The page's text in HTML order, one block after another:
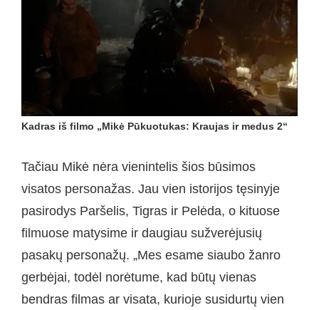
Kadras iš filmo „Mikė Pūkuotukas: Kraujas ir medus 2“
Tačiau Mikė nėra vienintelis šios būsimos
visatos personažas. Jau vien istorijos tęsinyje
pasirodys Paršelis, Tigras ir Pelėda, o kituose
filmuose matysime ir daugiau sužverėjusių
pasakų personažų. „Mes esame siaubo žanro
gerbėjai, todėl norėtume, kad būtų vienas
bendras filmas ar visata, kurioje susidurtų vien